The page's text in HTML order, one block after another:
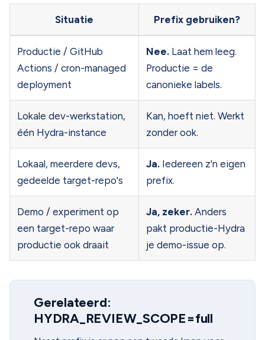
Situatie Prefix gebruiken?
Productie / GitHub
Actions / cron-managed
deployment
Nee. Laat hem leeg.
Productie = de
canonieke labels.
Lokale dev-werkstation,
één Hydra-instance
Kan, hoeft niet. Werkt
zonder ook.
Lokaal, meerdere devs,
gedeelde target-repo's
Ja. Iedereen z'n eigen
prefix.
Demo / experiment op
een target-repo waar
productie ook draait
Ja, zeker. Anders
pakt productie-Hydra
je demo-issue op.
Gerelateerd:
HYDRA_REVIEW_SCOPE=full